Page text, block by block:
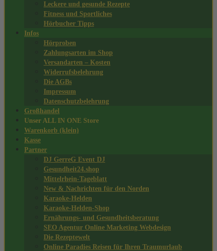
Leckere und gesunde Rezepte
Fitness und Sportliches
Hörbucher Tipps
Infos
Hörproben
Zahlungsarten im Shop
Versandarten – Kosten
Widerrufsbelehrung
Die AGBs
Impressum
Datenschutzbelehrung
Großhandel
Unser ALL IN ONE Store
Warenkorb (klein)
Kasse
Partner
DJ GerreG Event DJ
Gesundheit24.shop
Mittelrhein-Tageblatt
New & Nachrichten für den Norden
Karaoke-Helden
Karaoke-Helden-Shop
Ernährungs- und Gesundheitsberatung
SEO Agentur Online Marketing Webdesign
Die Rezeptewelt
Online Paradies Reisen für Ihren Traumurlaub